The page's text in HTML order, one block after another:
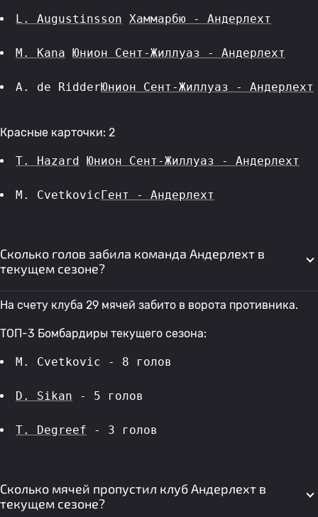
L. Augustinsson Хаммарбю - Андерлехт
M. Kana Юнион Сент-Жиллуаз - Андерлехт
A. de RidderЮнион Сент-Жиллуаз - Андерлехт
Красные карточки: 2
T. Hazard Юнион Сент-Жиллуаз - Андерлехт
M. CvetkovicГент - Андерлехт
Сколько голов забила команда Андерлехт в
текущем сезоне?
На счету клуба 29 мячей забито в ворота противника.
ТОП-3 Бомбардиры текущего сезона:
M. Cvetkovic - 8 голов
D. Sikan - 5 голов
T. Degreef - 3 голов
Сколько мячей пропустил клуб Андерлехт в
текущем сезоне?